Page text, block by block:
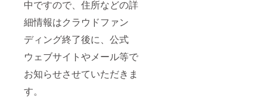
中ですので、住所などの詳
細情報はクラウドファン
ディング終了後に、公式
ウェブサイトやメール等で
お知らせさせていただきま
す。